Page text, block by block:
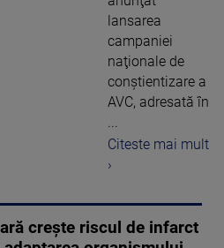
lansarea
campaniei
naţionale de
conştientizare a
AVC, adresată în
...
Citeste mai mult
›
crește riscul de infarct